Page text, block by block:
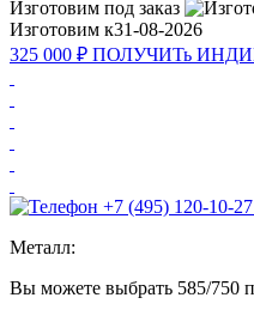
Изготовим под заказ
Изготовим к31-08-2026
325 000 ₽ ПОЛУЧИТь
+7 (495) 120-10-27
Металл:
Вы можете выбрать 585/750